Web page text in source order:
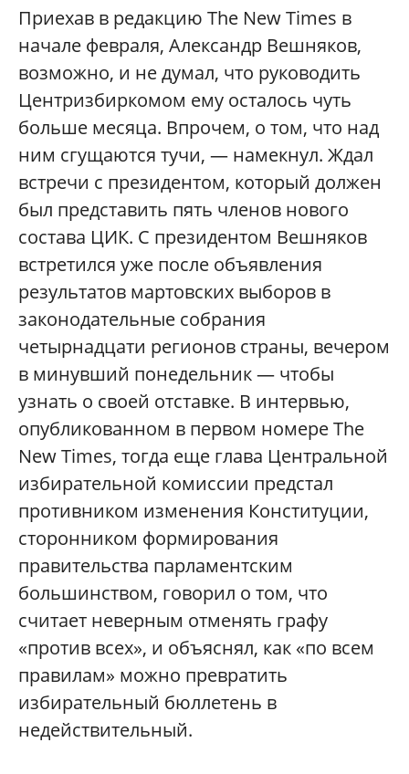
Приехав в редакцию The New Times в
начале февраля, Александр Вешняков,
возможно, и не думал, что руководить
Центризбиркомом ему осталось чуть
больше месяца. Впрочем, о том, что над
ним сгущаются тучи, — намекнул. Ждал
встречи с президентом, который должен
был представить пять членов нового
состава ЦИК. С президентом Вешняков
встретился уже после объявления
результатов мартовских выборов в
законодательные собрания
четырнадцати регионов страны, вечером
в минувший понедельник — чтобы
узнать о своей отставке. В интервью,
опубликованном в первом номере The
New Times, тогда еще глава Центральной
избирательной комиссии предстал
противником изменения Конституции,
сторонником формирования
правительства парламентским
большинством, говорил о том, что
считает неверным отменять графу
«против всех», и объяснял, как «по всем
правилам» можно превратить
избирательный бюллетень в
недействительный.